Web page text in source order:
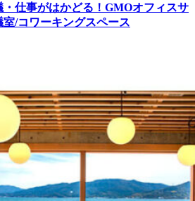
仕事がはかどる！GMOオフィスサ
/コワーキングスペース